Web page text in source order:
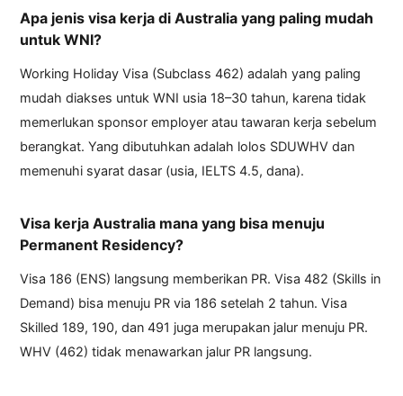
Apa jenis visa kerja di Australia yang paling mudah
untuk WNI?
Working Holiday Visa (Subclass 462) adalah yang paling
mudah diakses untuk WNI usia 18–30 tahun, karena tidak
memerlukan sponsor employer atau tawaran kerja sebelum
berangkat. Yang dibutuhkan adalah lolos SDUWHV dan
memenuhi syarat dasar (usia, IELTS 4.5, dana).
Visa kerja Australia mana yang bisa menuju
Permanent Residency?
Visa 186 (ENS) langsung memberikan PR. Visa 482 (Skills in
Demand) bisa menuju PR via 186 setelah 2 tahun. Visa
Skilled 189, 190, dan 491 juga merupakan jalur menuju PR.
WHV (462) tidak menawarkan jalur PR langsung.